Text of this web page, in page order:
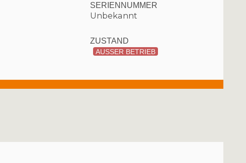
SERIENNUMMER
Unbekannt
ZUSTAND
AUSSER BETRIEB